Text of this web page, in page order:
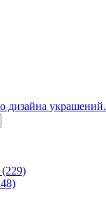
дизайна украшений.